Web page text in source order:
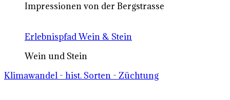
Impressionen von der Bergstrasse
Erlebnispfad Wein & Stein
Wein und Stein
Klimawandel - hist. Sorten - Züchtung